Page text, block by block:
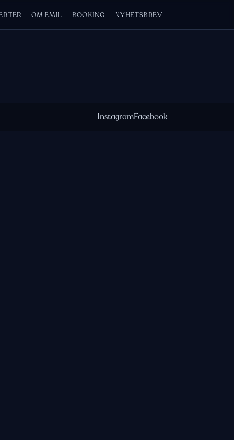
OM EMIL BOOKING NYHETSBREV
InstagramFacebook